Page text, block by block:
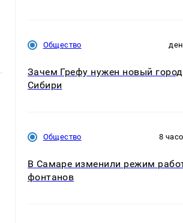
Общество
Зачем Грефу нужен новый
Сибири
Общество 8
В Самаре изменили режим
фонтанов